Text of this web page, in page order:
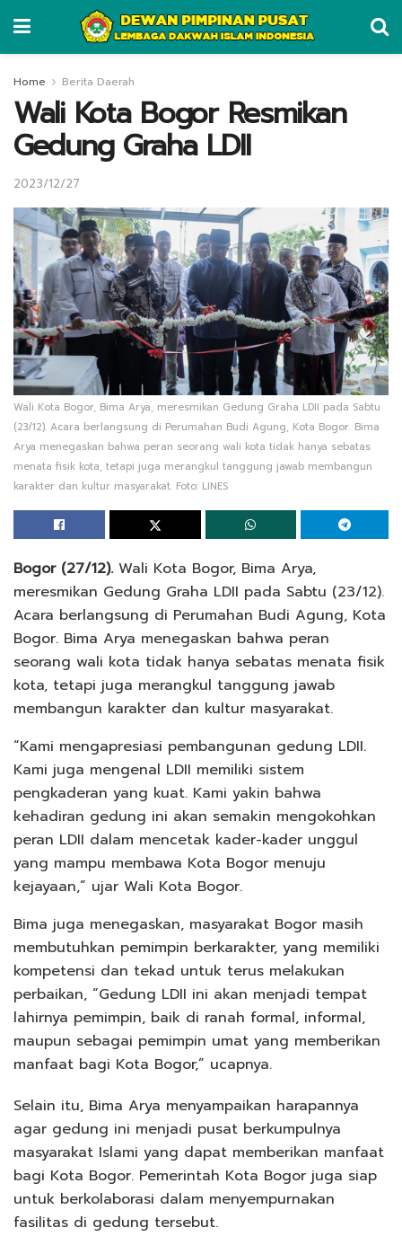
Home Berita Daerah
Wali Kota Bogor Resmikan
Gedung Graha LDII
2023/12/27
Wali Kota Bogor, Bima Arya, meresmikan Gedung Graha LDII pada Sabtu
(23/12). Acara berlangsung di Perumahan Budi Agung, Kota Bogor. Bima
Arya menegaskan bahwa peran seorang wali kota tidak hanya sebatas
menata fisik kota, tetapi juga merangkul tanggung jawab membangun
karakter dan kultur masyarakat. Foto: LINES
Bogor (27/12).Wali Kota Bogor, Bima Arya,
meresmikan Gedung Graha LDII pada Sabtu (23/12).
Acara berlangsung di Perumahan Budi Agung, Kota
Bogor. Bima Arya menegaskan bahwa peran
seorang wali kota tidak hanya sebatas menata fisik
kota, tetapi juga merangkul tanggung jawab
membangun karakter dan kultur masyarakat.
“Kami mengapresiasi pembangunan gedung LDII.
Kami juga mengenal LDII memiliki sistem
pengkaderan yang kuat. Kami yakin bahwa
kehadiran gedung ini akan semakin mengokohkan
peran LDII dalam mencetak kader-kader unggul
yang mampu membawa Kota Bogor menuju
kejayaan,” ujar Wali Kota Bogor.
Bima juga menegaskan, masyarakat Bogor masih
membutuhkan pemimpin berkarakter, yang memiliki
kompetensi dan tekad untuk terus melakukan
perbaikan, “Gedung LDII ini akan menjadi tempat
lahirnya pemimpin, baik di ranah formal, informal,
maupun sebagai pemimpin umat yang memberikan
manfaat bagi Kota Bogor,” ucapnya.
Selain itu, Bima Arya menyampaikan harapannya
agar gedung ini menjadi pusat berkumpulnya
masyarakat Islami yang dapat memberikan manfaat
bagi Kota Bogor. Pemerintah Kota Bogor juga siap
untuk berkolaborasi dalam menyempurnakan
fasilitas di gedung tersebut.